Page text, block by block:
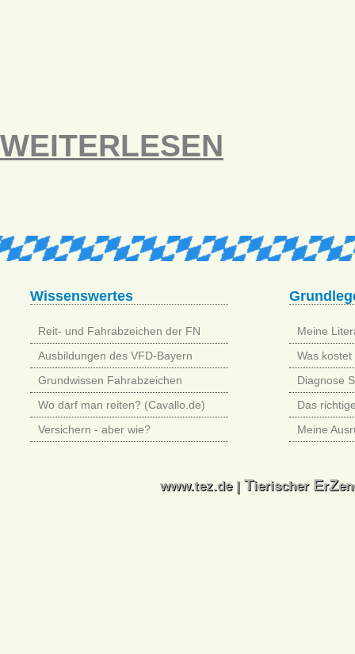
WEITERLESEN
Wissenswertes
Reit- und Fahrabzeichen der FN
Ausbildungen des VFD-Bayern
Grundwissen Fahrabzeichen
Wo darf man reiten? (Cavallo.de)
Versichern - aber wie?
Meine
Was
Diagnose
Das
Meine
www.tez.de | Tierischer ErZ
www.tez.de | Tierischer ErZ